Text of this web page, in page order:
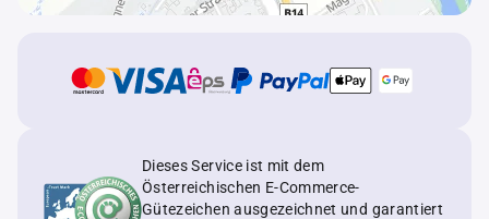
Dieses Service ist mit dem
Österreichischen E-Commerce-
Gütezeichen ausgezeichnet und garantiert